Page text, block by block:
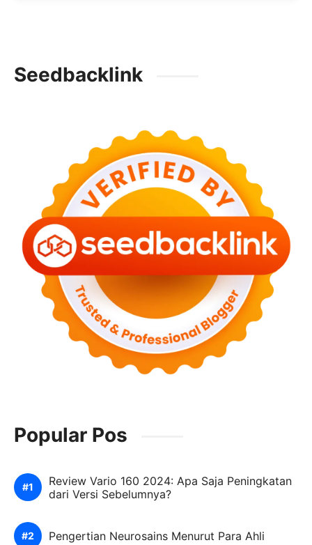
Seedbacklink
Popular Pos
Review Vario 160 2024: Apa Saja Peningkatan
dari Versi Sebelumnya?
Pengertian Neurosains Menurut Para Ahli